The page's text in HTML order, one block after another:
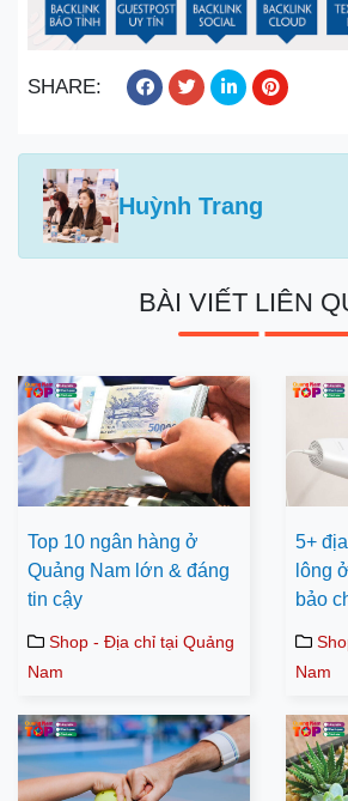
SHARE:
Huỳnh Trang
BÀI VIẾT LIÊN
Top 10 ngân hàng ở
Quảng Nam lớn & đáng
tin cậy
Shop - Địa chỉ tại Quảng
Nam
5+
lông
bảo
Nam